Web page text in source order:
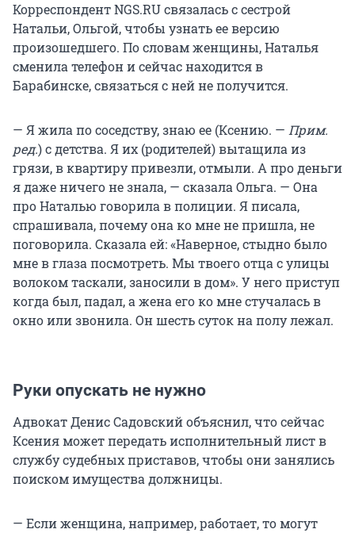
Корреспондент NGS.RU связалась с сестрой
Натальи, Ольгой, чтобы узнать ее версию
произошедшего. По словам женщины, Наталья
сменила телефон и сейчас находится в
Барабинске, связаться с ней не получится.
— Я жила по соседству, знаю ее (Ксению. — Прим.
ред.) с детства. Я их (родителей) вытащила из
грязи, в квартиру привезли, отмыли. А про деньги
я даже ничего не знала, — сказала Ольга. — Она
про Наталью говорила в полиции. Я писала,
спрашивала, почему она ко мне не пришла, не
поговорила. Сказала ей: «Наверное, стыдно было
мне в глаза посмотреть. Мы твоего отца с улицы
волоком таскали, заносили в дом». У него приступ
когда был, падал, а жена его ко мне стучалась в
окно или звонила. Он шесть суток на полу лежал.
Руки опускать не нужно
Адвокат Денис Садовский объяснил, что сейчас
Ксения может передать исполнительный лист в
службу судебных приставов, чтобы они занялись
поиском имущества должницы.
— Если женщина, например, работает, то могут